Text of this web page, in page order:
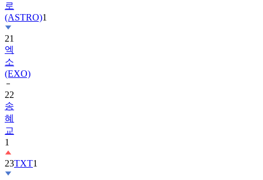
21
엑
소
(EXO)
22
송
혜
교
1
23
24
수